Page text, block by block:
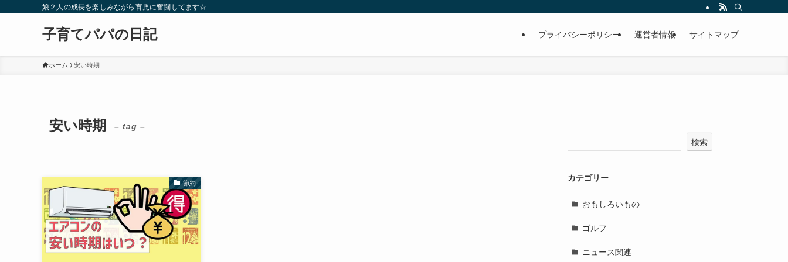
娘２人の成長を楽しみながら育児に奮闘してます☆
子育てパパの日記 プライバシーポリシー 運営者情報 サイトマップ
ホーム 安い時期
安い時期 – tag –
節約
検索
カテゴリー
おもしろいもの
ゴルフ
ニュース関連